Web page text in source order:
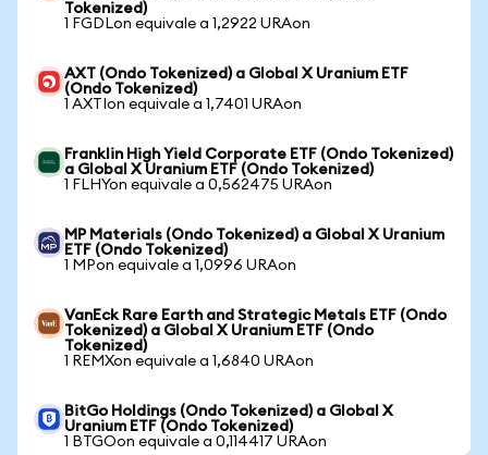
Tokenized)
1 FGDLon equivale a 1,2922 URAon
AXT (Ondo Tokenized) a Global X Uranium ETF
(Ondo Tokenized)
1 AXTIon equivale a 1,7401 URAon
Franklin High Yield Corporate ETF (Ondo Tokenized)
a Global X Uranium ETF (Ondo Tokenized)
1 FLHYon equivale a 0,562475 URAon
MP Materials (Ondo Tokenized) a Global X Uranium
ETF (Ondo Tokenized)
1 MPon equivale a 1,0996 URAon
VanEck Rare Earth and Strategic Metals ETF (Ondo
Tokenized) a Global X Uranium ETF (Ondo
Tokenized)
1 REMXon equivale a 1,6840 URAon
BitGo Holdings (Ondo Tokenized) a Global X
Uranium ETF (Ondo Tokenized)
1 BTGOon equivale a 0,114417 URAon